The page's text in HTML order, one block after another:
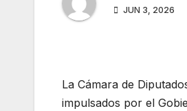
JUN 3, 2026
La Cámara de
impulsados por el